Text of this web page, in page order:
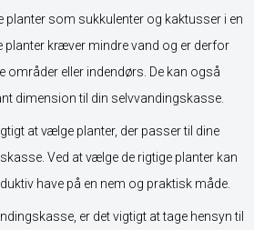
planter som sukkulenter og kaktusser i en
planter kræver mindre vand og er derfor
områder eller indendørs. De kan også
dimension til din selvvandingskasse.
at vælge planter, der passer til dine
Ved at vælge de rigtige planter kan
have på en nem og praktisk måde.
er det vigtigt at tage hensyn til